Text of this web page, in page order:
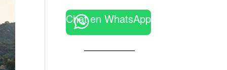
Chat en WhatsApp